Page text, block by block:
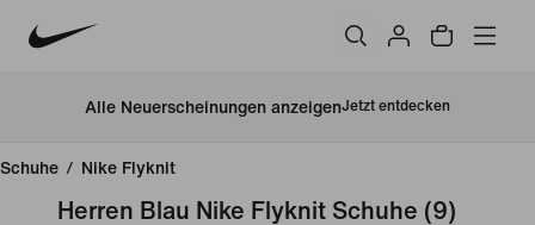
Alle Neuerscheinungen anzeigenJetzt entdecken
Schuhe / Nike Flyknit
Herren Blau Nike Flyknit Schuhe (9)